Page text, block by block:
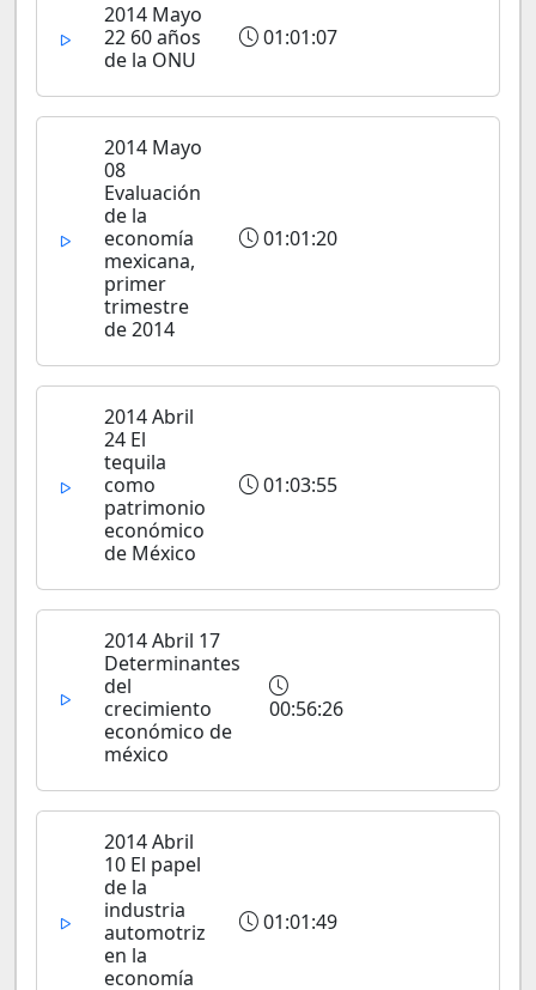
2014 Mayo
22 60 años
de la ONU
01:01:07
2014 Mayo
08
Evaluación
de la
economía
mexicana,
primer
trimestre
de 2014
01:01:20
2014 Abril
24 El
tequila
como
patrimonio
económico
de México
01:03:55
2014 Abril 17
Determinantes
del
crecimiento
económico de
méxico
00:56:26
2014 Abril
10 El papel
de la
industria
automotriz
en la
economía
01:01:49